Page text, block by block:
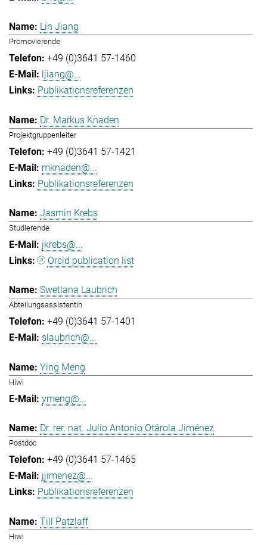
Lin Jiang
Promovierende
+49 (0)3641 57-1460
ljiang@...
Publikationsreferenzen
Dr. Markus Knaden
Projektgruppenleiter
+49 (0)3641 57-1421
mknaden@...
Publikationsreferenzen
Jasmin Krebs
Studierende
jkrebs@...
Orcid publication list
Swetlana Laubrich
Abteilungsassistentin
+49 (0)3641 57-1401
slaubrich@...
Ying Meng
Hiwi
ymeng@...
Dr. rer. nat. Julio Antonio Otárola Jiménez
Postdoc
+49 (0)3641 57-1465
jjimenez@...
Publikationsreferenzen
Till Patzlaff
Hiwi